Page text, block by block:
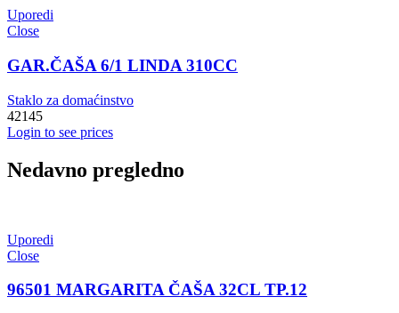
Uporedi
Close
GAR.ČAŠA 6/1 LINDA 310CC
Staklo za domaćinstvo
42145
Login to see prices
Nedavno pregledno
Uporedi
Close
96501 MARGARITA ČAŠA 32CL TP.12